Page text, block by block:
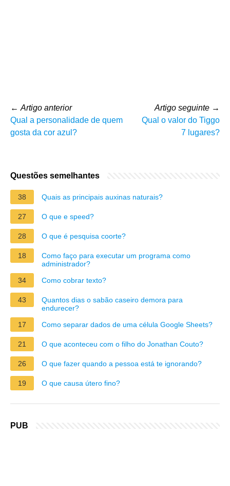
← Artigo anterior
Qual a personalidade de quem
gosta da cor azul?
Artigo seguinte →
Qual o valor do Tiggo
7 lugares?
Questões semelhantes
38 Quais as principais auxinas naturais?
27 O que e speed?
28 O que é pesquisa coorte?
18
Como faço para executar um programa como
administrador?
34
Como cobrar texto?
43
Quantos dias o sabão caseiro demora para
endurecer?
17
Como separar dados de uma célula Google Sheets?
21 O que aconteceu com o filho do Jonathan Couto?
26 O que fazer quando a pessoa está te ignorando?
19 O que causa útero fino?
PUB